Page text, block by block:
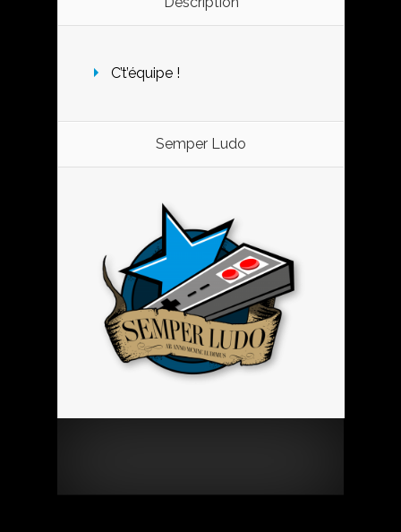
C’t’équipe !
Semper Ludo